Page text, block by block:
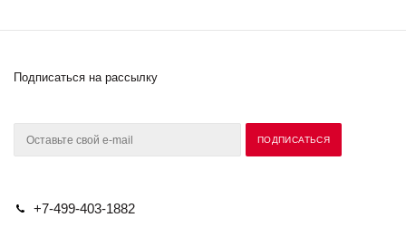
Подписаться на рассылку
+7-499-403-1882